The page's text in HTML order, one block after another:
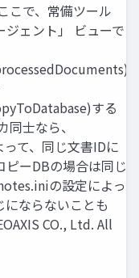
こで、常備ツール
ジェント」 ビューで
する
同士なら、
て、同じ文書IDに
ーDBの場合は同じ
の設定によっ
ならないことも
CO., Ltd. All